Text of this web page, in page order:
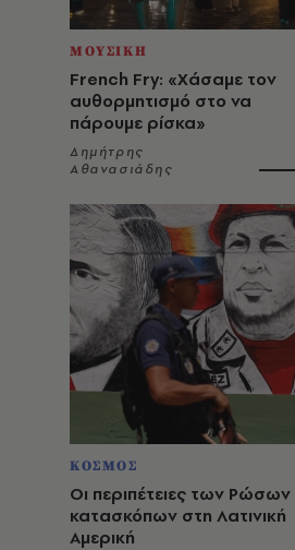
ΜΟΥΣΙΚΗ
French Fry: «Χάσαμε τον
αυθορμητισμό στο να
πάρουμε ρίσκα»
Δημήτρης
Αθανασιάδης
ΚΟΣΜΟΣ
Οι περιπέτειες των Ρώσων
κατασκόπων στη Λατινική
Αμερική